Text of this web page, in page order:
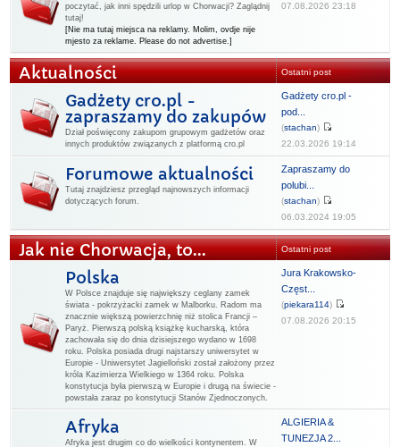
poczytać, jak inni spędzili urlop w Chorwacji? Zaglądnij
tutaj!
[Nie ma tutaj miejsca na reklamy. Molim, ovdje nije
mjesto za reklame. Please do not advertise.]
07.08.2026 23:18
Aktualności Ostatni post
Gadżety cro.pl -
zapraszamy do zakupów
Dział poświęcony zakupom grupowym gadżetów oraz
innych produktów związanych z platformą cro.pl
Gadżety cro.pl -
pod...
(stachan)
22.03.2026 19:14
Forumowe aktualności
Tutaj znajdziesz przegląd najnowszych informacji
dotyczących forum.
Zapraszamy do
polubi...
(stachan)
06.03.2024 19:05
Jak nie Chorwacja, to... Ostatni post
Polska
W Polsce znajduje się największy ceglany zamek
świata - pokrzyżacki zamek w Malborku. Radom ma
znacznie większą powierzchnię niż stolica Francji –
Paryż. Pierwszą polską książkę kucharską, która
zachowała się do dnia dzisiejszego wydano w 1698
roku. Polska posiada drugi najstarszy uniwersytet w
Europie - Uniwersytet Jagielloński został założony przez
króla Kazimierza Wielkiego w 1364 roku. Polska
konstytucja była pierwszą w Europie i drugą na świecie -
powstała zaraz po konstytucji Stanów Zjednoczonych.
Jura Krakowsko-
Częst...
(piekara114)
07.08.2026 20:15
Afryka
Afryka jest drugim co do wielkości kontynentem. W
ALGIERIA &
TUNEZJA 2...